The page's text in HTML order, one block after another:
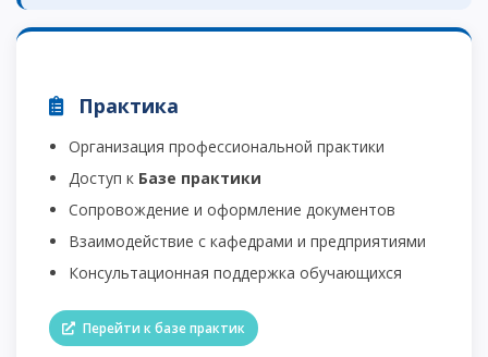
Практика
Организация профессиональной практики
Доступ к Базе практики
Сопровождение и оформление документов
Взаимодействие с кафедрами и предприятиями
Консультационная поддержка обучающихся
Перейти к базе практик